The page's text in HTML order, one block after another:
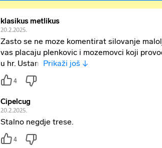
klasikus metlikus
20.2.2025.
Zasto se ne moze komentirat silovanje
vas placaju plenkovic i mozemovci koji
u hr. Ustani Prikaži još ↓
4
Cipelcug
20.2.2025.
Stalno negdje trese.
4